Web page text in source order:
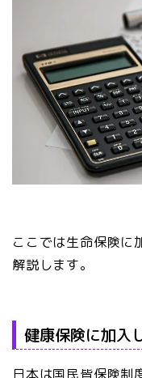
ここでは生命保険に
解説します。
健康保険に加入
日本は国民皆保険制